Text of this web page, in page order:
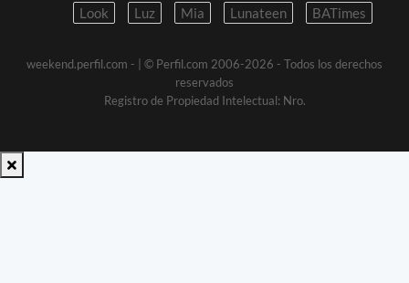
Look
Luz Mia Lunateen BATimes
weekend.perfil.com -
| © Perfil.com 2006-2026 - Todos los derechos
reservados
Registro de Propiedad Intelectual: Nro.